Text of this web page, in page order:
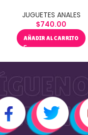
JUGUETES ANALES
$740.00
AÑADIR AL CARRITO